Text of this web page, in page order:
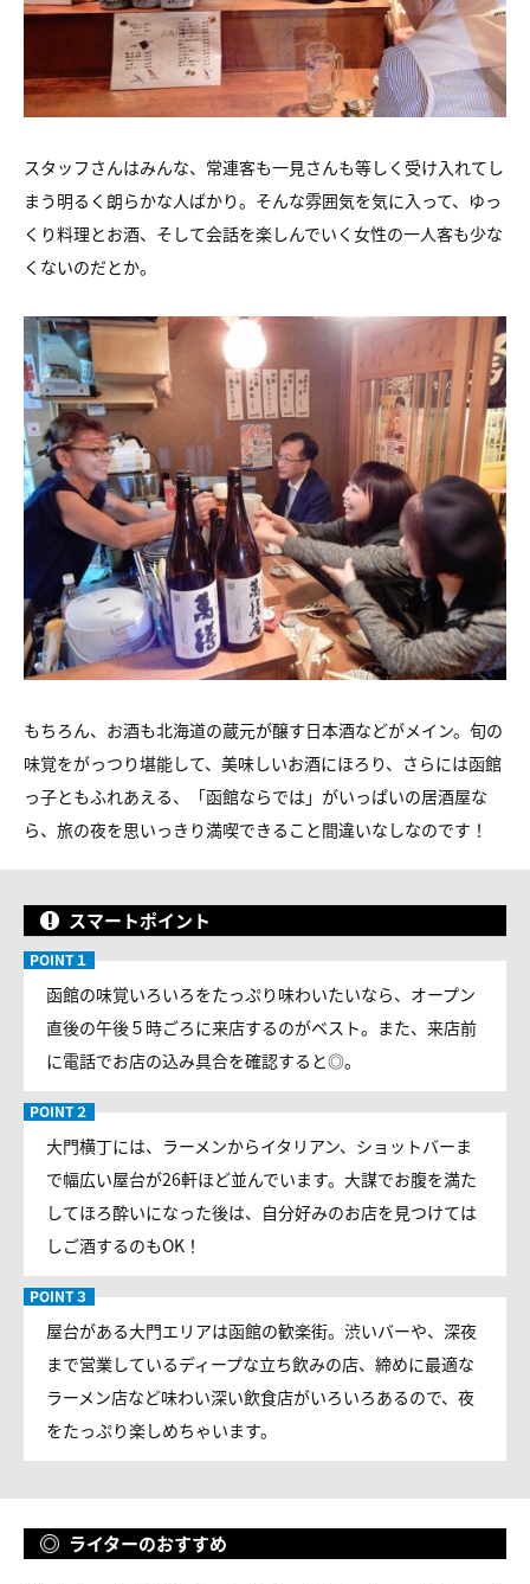
スタッフさんはみんな、常連客も一見さんも等しく受け入れてし
まう明るく朗らかな人ばかり。そんな雰囲気を気に入って、ゆっ
くり料理とお酒、そして会話を楽しんでいく女性の一人客も少な
くないのだとか。
もちろん、お酒も北海道の蔵元が醸す日本酒などがメイン。旬の
味覚をがっつり堪能して、美味しいお酒にほろり、さらには函館
っ子ともふれあえる、「函館ならでは」がいっぱいの居酒屋な
ら、旅の夜を思いっきり満喫できること間違いなしなのです！
スマートポイント
函館の味覚いろいろをたっぷり味わいたいなら、オープン
直後の午後５時ごろに来店するのがベスト。また、来店前
に電話でお店の込み具合を確認すると◎。
大門横丁には、ラーメンからイタリアン、ショットバーま
で幅広い屋台が26軒ほど並んでいます。大謀でお腹を満た
してほろ酔いになった後は、自分好みのお店を見つけては
しご酒するのもOK！
屋台がある大門エリアは函館の歓楽街。渋いバーや、深夜
まで営業しているディープな立ち飲みの店、締めに最適な
ラーメン店など味わい深い飲食店がいろいろあるので、夜
をたっぷり楽しめちゃいます。
ライターのおすすめ